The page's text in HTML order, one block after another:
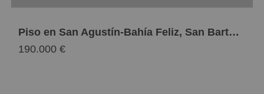
Piso en San Agustín-Bahía Feliz, San Bartolomé de Tirajana
190.000 €